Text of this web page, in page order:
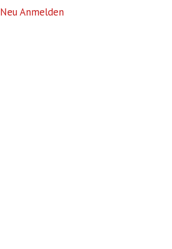
Neu Anmelden